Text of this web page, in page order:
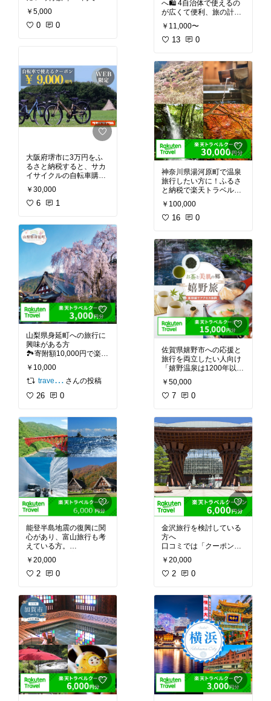
対象施設で使える楽天ト
ラベルクーポンが気にな
ります🌿
￥5,000
0 0
大阪府堺市に3万円をふ
るさと納税すると、サカ
イサイクルの自転車購入
に使える9,000円分のク
ーポンがもらえるとのこ
と🚲。指定のWebサイト
他条件あり。自転車買い
換えようと思っているの
で気になってます♪
￥30,000
6 1
山梨県身延町への旅行に
興味がある方
🏞️寄附額10,000円で楽天
トラベルクーポン3000円
分をGET！ふるさと納税
で賢く旅する♪
￥10,000
travel-review.info✈️
さんの投稿
26 0
能登半島地震の復興に関
心があり、富山旅行も考
えている方。
口コミでは「寄付額20,0
00円で約6,000円分のク
ーポンがもらえる」「3
✅
富山の海の幸や温泉など
楽しみながら、被災地支
援にもつながる点が気に
なっています✨
￥20,000
2 0
へ🛍️ 4自治体で使えるの
が広くて便利、旅の計画
に合いそうでチェック中
⭐
￥11,000〜
13 0
神奈川県湯河原町で温泉
旅行したい方に！ふるさ
と納税で楽天トラベルク
ーポンが返礼品でもらえ
ます。レビューを見ると
「寄付額の30％割引で使
コミがあり、税控除も受
けられてダブルでお得み
たい✨気になる方はチェ
ック♪
￥100,000
16 0
佐賀県嬉野市への応援と
旅行を両立したい人向け
「嬉野温泉は1200年以上
の歴史名湯」「湯上がり
の肌がつるつるになる重
曹泉」という口コミも♨️
￥50,000
7 0
金沢旅行を検討している
方へ
口コミでは「クーポンが
翌日に反映されて使いや
すかった」「有効期限3
年で焦らず計画できる」
ら、ふるさと納税で地元
応援もできることも気に
なっています✨
￥20,000
2 0